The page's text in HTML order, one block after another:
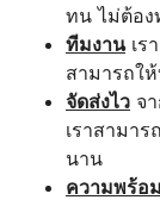
ทน ไม่ต้อง
ทีมงานเร
สามารถใ
จัดส่งไว จ
เราสามา
นาน
ความพร้อ